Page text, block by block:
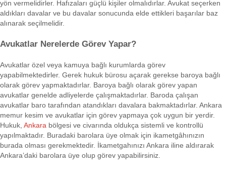
yön vermelidirler. Hafızaları güçlü kişiler olmalıdırlar. Avukat seçerken
aldıkları davalar ve bu davalar sonucunda elde ettikleri başarılar baz
alınarak seçilmelidir.
Avukatlar Nerelerde Görev Yapar?
Avukatlar özel veya kamuya bağlı kurumlarda görev
yapabilmektedirler. Gerek hukuk bürosu açarak gerekse baroya bağlı
olarak görev yapmaktadırlar. Baroya bağlı olarak görev yapan
avukatlar genelde adliyelerde çalışmaktadırlar. Baroda çalışan
avukatlar baro tarafından atandıkları davalara bakmaktadırlar. Ankara
memur kesim ve avukatlar için görev yapmaya çok uygun bir yerdir.
Hukuk, Ankara bölgesi ve civarında oldukça sistemli ve kontrollü
yapılmaktadır. Buradaki barolara üye olmak için ikametgâhınızın
burada olması gerekmektedir. İkametgahınızı Ankara iline aldırarak
Ankara’daki barolara üye olup görev yapabilirsiniz.